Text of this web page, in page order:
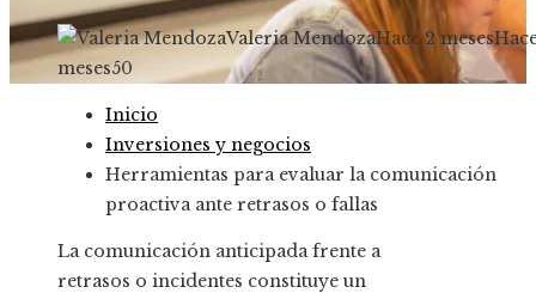
Valeria MendozaHace 2 meses
meses50
Inicio
Inversiones y negocios
Herramientas para evaluar la comunicación
proactiva ante retrasos o fallas
La comunicación anticipada frente a
retrasos o incidentes constituye un